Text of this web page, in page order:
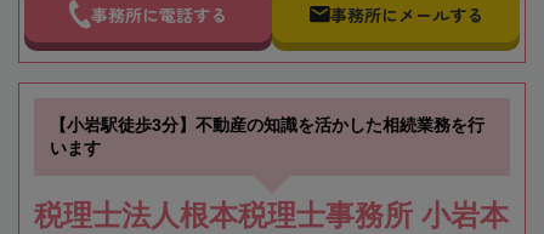
事務所に電話する 事務所にメールする
【小岩駅徒歩3分】不動産の知識を活かした相続業務を行
います
税理士法人根本税理士事務所 小岩本